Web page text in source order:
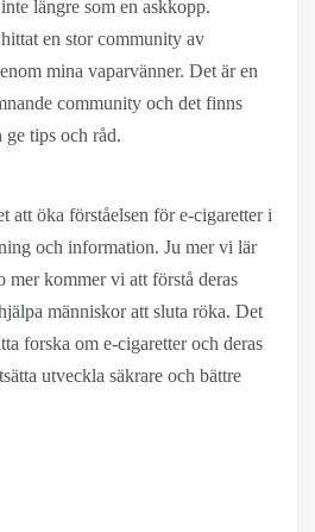
längre som en askkopp.
en stor community av
mina vaparvänner. Det är en
community och det finns
tips och råd.
att öka förståelsen för e-cigaretter i
och information. Ju mer vi lär
mer kommer vi att förstå deras
människor att sluta röka. Det
forska om e-cigaretter och deras
utveckla säkrare och bättre